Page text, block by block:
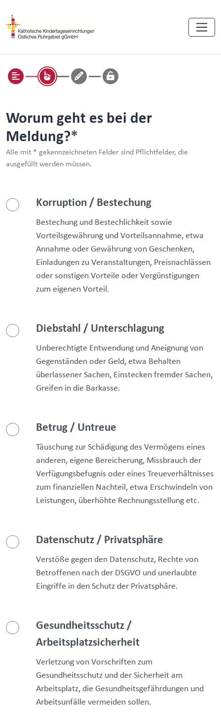
Worum geht es bei der
Meldung?
Alle mit * gekennzeichneten Felder sind Pflichtfelder, die
ausgefüllt werden müssen.
Korruption / Bestechung
Bestechung und Bestechlichkeit sowie
Vorteilsgewährung und Vorteilsannahme, etwa
Annahme oder Gewährung von Geschenken,
Einladungen zu Veranstaltungen, Preisnachlässen
oder sonstigen Vorteile oder Vergünstigungen
zum eigenen Vorteil.
Diebstahl / Unterschlagung
Unberechtigte Entwendung und Aneignung von
Gegenständen oder Geld, etwa Behalten
überlassener Sachen, Einstecken fremder Sachen,
Greifen in die Barkasse.
Betrug / Untreue
Täuschung zur Schädigung des Vermögens eines
anderen, eigene Bereicherung, Missbrauch der
Verfügungsbefugnis oder eines Treueverhältnisses
zum finanziellen Nachteil, etwa Erschwindeln von
Leistungen, überhöhte Rechnungsstellung etc.
Datenschutz / Privatsphäre
Verstöße gegen den Datenschutz, Rechte von
Betroffenen nach der DSGVO und unerlaubte
Eingriffe in den Schutz der Privatsphäre.
Gesundheitsschutz /
Arbeitsplatzsicherheit
Verletzung von Vorschriften zum
Gesundheitsschutz und der Sicherheit am
Arbeitsplatz, die Gesundheitsgefährdungen und
Arbeitsunfälle vermeiden sollen.